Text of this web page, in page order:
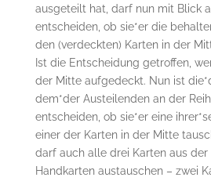
ausgeteilt hat, darf nun mit Blick
entscheiden, ob sie*er die
den (verdeckten) Karten in der
Ist die Entscheidung getroffen,
der Mitte aufgedeckt. Nun ist
dem*der Austeilenden an der
entscheiden, ob sie*er eine
einer der Karten in der Mitte
darf auch alle drei Karten aus
Handkarten austauschen – zwei